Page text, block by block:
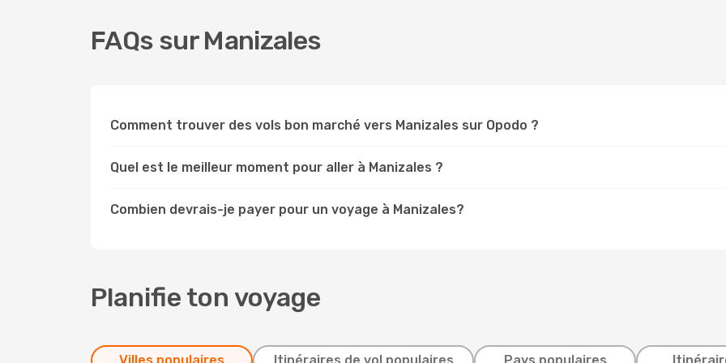
FAQs sur Manizales
Comment trouver des vols bon marché vers Manizales sur Opodo ?
Quel est le meilleur moment pour aller à Manizales ?
Combien devrais-je payer pour un voyage à Manizales?
Planifie ton voyage